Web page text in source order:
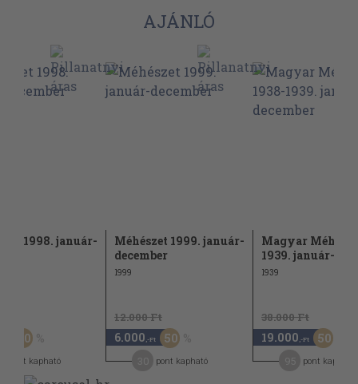
AJÁNLÓ
1998. január-
50
pont kapható
Méhészet 1999. január-
december
1999
12.000 Ft
6.000 ,-Ft 50
pont kapható
Magyar Méh
1939. január-
1939
38.000 Ft
19.000 ,-Ft 50
pont kapható